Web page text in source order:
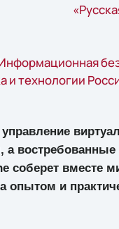
и технологии
а
соберет вместе
и